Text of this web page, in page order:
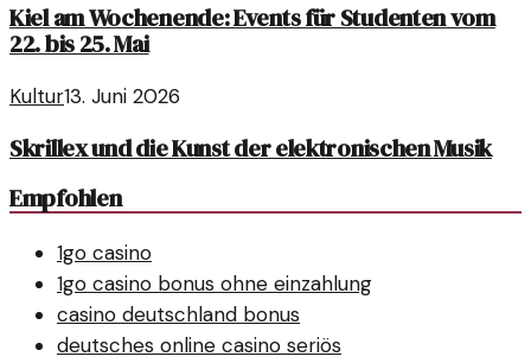
Kiel am Wochenende: Events für Studenten vom
22. bis 25. Mai
Kultur13. Juni 2026
Skrillex und die Kunst der elektronischen Musik
Empfohlen
1go casino
1go casino bonus ohne einzahlung
casino deutschland bonus
deutsches online casino seriös